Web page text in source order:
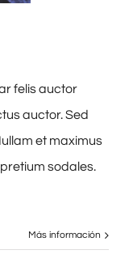
felis auctor
auctor. Sed
et maximus
sodales.
Más información